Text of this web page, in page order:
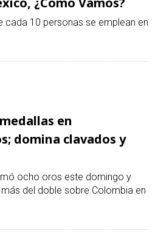
cada 10 personas se emplean en
en
domina clavados y
ocho oros este domingo y
del doble sobre Colombia en